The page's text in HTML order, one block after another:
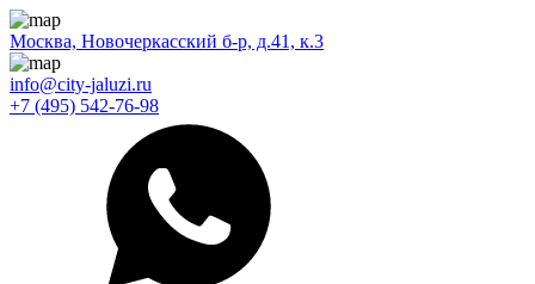
Москва, Новочеркасский б-р, д.41, к.3
info@city-jaluzi.ru
+7 (495) 542-76-98